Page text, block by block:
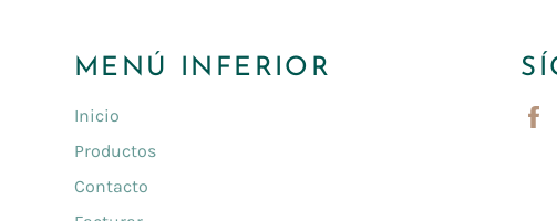
MENÚ INFERIOR
Inicio
Productos
Contacto